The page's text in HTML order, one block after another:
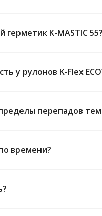
K-MASTIC 55?
у рулонов K-Flex
перепадов
времени?